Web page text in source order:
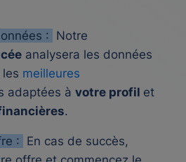
: Notre
analysera les données
meilleures
adaptées à votre profil et
.
: En cas de succès,